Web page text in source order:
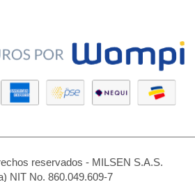
reservados - MILSEN S.A.S.
NIT No. 860.049.609-7